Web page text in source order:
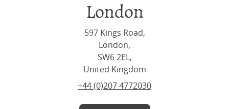
London
597 Kings Road,
London,
SW6 2EL,
United Kingdom
+44 (0)207 4772030